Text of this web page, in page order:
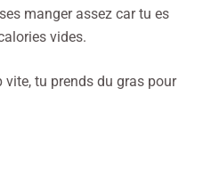
manger assez car tu es
vides.
tu prends du gras pour